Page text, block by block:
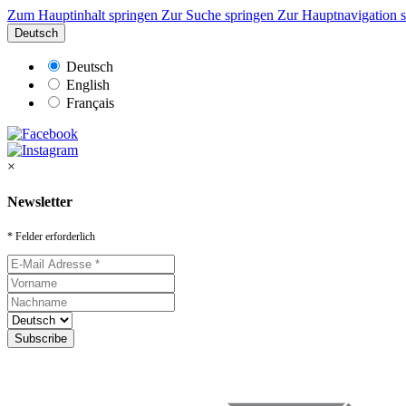
Zum Hauptinhalt springen Zur Suche springen Zur Hauptnavigation
Deutsch
Deutsch
English
Français
×
Newsletter
* Felder erforderlich